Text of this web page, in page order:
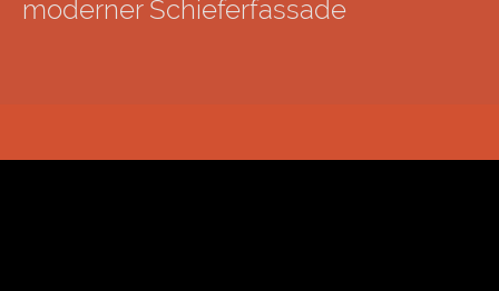
moderner Schieferfassade